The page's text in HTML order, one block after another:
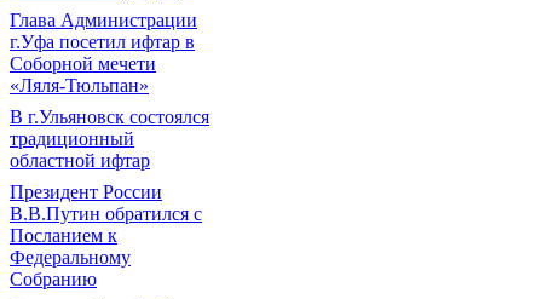
Глава Администрации
г.Уфа посетил ифтар в
Соборной мечети
«Ляля-Тюльпан»
В г.Ульяновск состоялся
традиционный
областной ифтар
Президент России
В.В.Путин обратился с
Посланием к
Федеральному
Собранию